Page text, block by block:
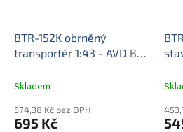
BTR-152K obrněný
transportér 1:43 - AVD BTR
Skladem
574,38 Kč bez DPH
695 Kč